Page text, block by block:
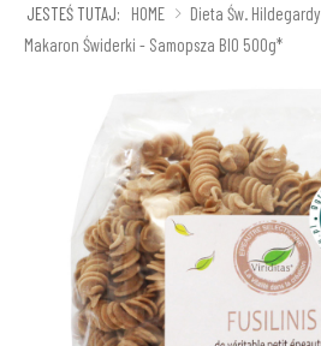
JESTEŚ TUTAJ: HOME Dieta Św. Hildegardy
Makaron Świderki - Samopsza BIO 500g*